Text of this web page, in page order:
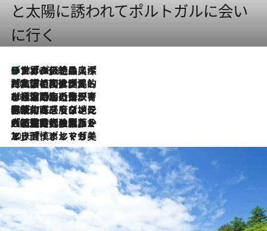
と太陽に誘われてポルトガルに会い
に行く
2026.8.8
リスボンの絶品スイーツ「パステル・デ・ナタ」とは？ポルトガル伝統の奥深い世界へ
2026.7.27
「私の祖国はポルトガル語です」国民的詩人フェルナンド・ペソアと、彼が愛した文学の街を歩く
2026.7.26
ポルトガル近海が育む極上の海の幸。キリリと冷えた白ワインと愉しむ、シーフード専門店の贅沢
2026.7.22
伝統の味をモダンに昇華。高感度な地元客が集う、リスボンの最旬ガストロノミー
2026.7.21
大航海時代の栄華から、震災、独裁、そして革命へ。ポルトガル・首都リスボンの石畳に刻まれた「歴史の光と影」
2026.7.13
エッセイ・ヤマザキマリ「慎ましくも美しき国 ポルトガル」